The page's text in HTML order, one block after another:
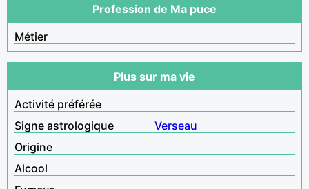
Profession de Ma puce
Métier
Plus sur ma vie
Activité préférée
Signe astrologique
Verseau
Origine
Alcool